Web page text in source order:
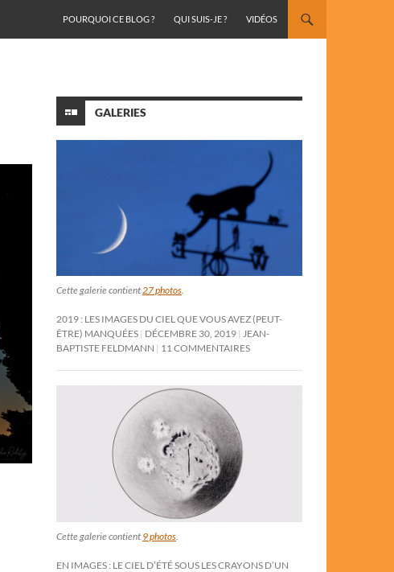
POURQUOI CE BLOG ?
QUI SUIS-JE ? VIDÉOS
GALERIES
Cette galerie contient27 photos.
2019 : LES IMAGES DU CIEL QUE VOUS AVEZ (PEUT-
ÊTRE) MANQUÉES DÉCEMBRE 30, 2019 JEAN-
BAPTISTE FELDMANN
11 COMMENTAIRES
Cette galerie contient 9 photos
EN IMAGES : LE CIEL D’ÉTÉ SOUS LES CRAYONS D’UN